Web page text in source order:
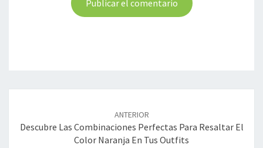
entradas
ANTERIOR
Descubre Las Combinaciones Perfectas Para Resaltar El
Color Naranja En Tus Outfits